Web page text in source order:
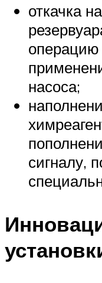
откачка
насоса;
сигналу,